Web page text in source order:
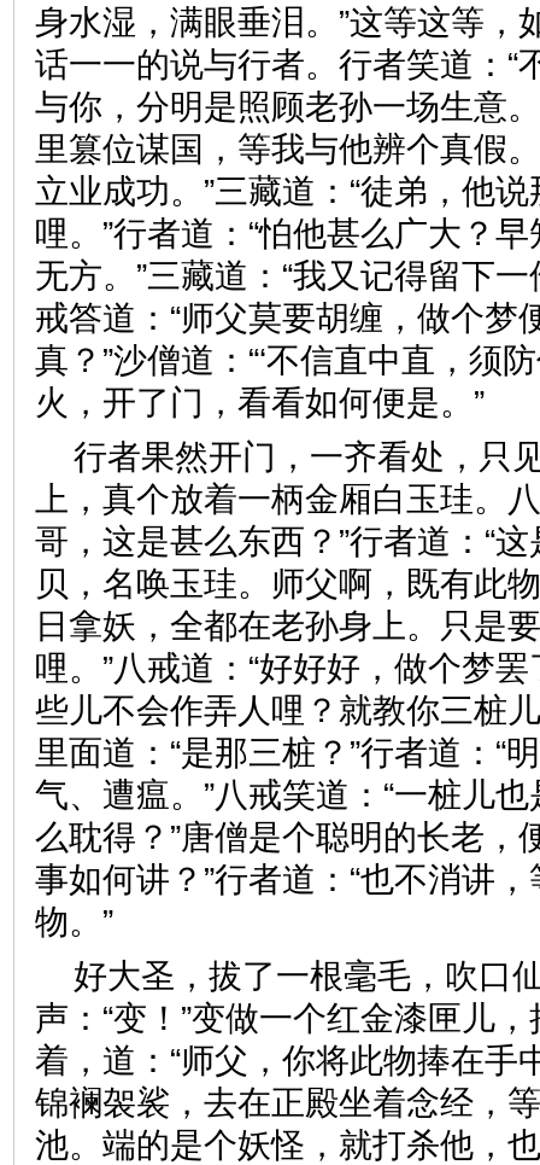
身水湿，满眼垂泪。”这等这等，
话一一的说与行者。行者笑道：“
与你，分明是照顾老孙一场生意
里篡位谋国，等我与他辨个真假
立业成功。”三藏道：“徒弟，他
哩。”行者道：“怕他甚么广大？
无方。”三藏道：“我又记得留下
戒答道：“师父莫要胡缠，做个梦
真？”沙僧道：“‘不信直中直，须
火，开了门，看看如何便是
行者果然开门，一齐看处，只
上，真个放着一柄金厢白玉珪。
哥，这是甚么东西？”行者道：“
贝，名唤玉珪。师父啊，既有此
日拿妖，全都在老孙身上。只是
哩。”八戒道：“好好好，做个梦
些儿不会作弄人哩？就教你三桩
里面道：“是那三桩？”行者道：“
气、遭瘟。”八戒笑道：“一桩儿
么耽得？”唐僧是个聪明的长老，
事如何讲？”行者道：“也不消讲
物。”
好大圣，拔了一根毫毛，吹口
声：“变！”变做一个红金漆匣儿
着，道：“师父，你将此物捧在手
锦襕袈裟，去在正殿坐着念经，
池。端的是个妖怪，就打杀他，